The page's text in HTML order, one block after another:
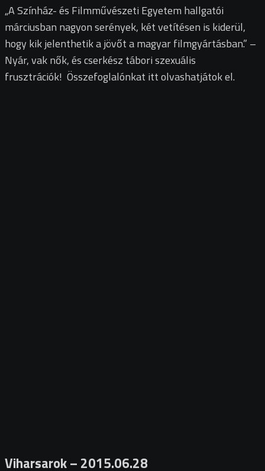
„A Színház- és Filmművészeti Egyetem hallgatói
márciusban nagyon serények, két vetítésen is kiderül,
hogy kik jelenthetik a jövőt a magyar filmgyártásban.” –
Nyár, vak nők, és cserkész tábori szexuális
frusztrációk! Összefoglalónkat itt olvashatjátok el.
Viharsarok – 2015.06.28